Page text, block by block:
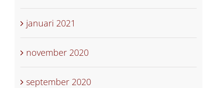
januari 2021
november 2020
september 2020